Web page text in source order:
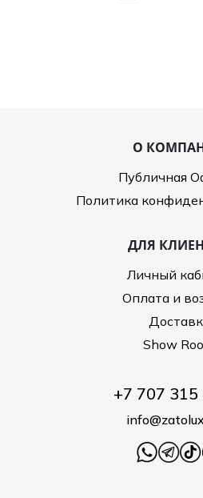
О
Публичная
Политика
ДЛЯ
Личный
Оплата и
Show
+7 707 315